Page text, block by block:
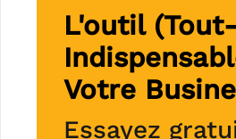
L'outil
Votre
Essayez